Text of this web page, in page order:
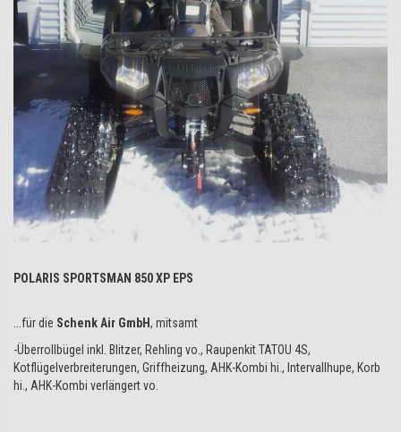
POLARIS SPORTSMAN 850 XP EPS
...für die Schenk Air GmbH, mitsamt
-Überrollbügel inkl. Blitzer, Rehling vo., Raupenkit TATOU 4S,
Kotflügelverbreiterungen, Griffheizung, AHK-Kombi hi., Intervallhupe, Korb
hi., AHK-Kombi verlängert vo.